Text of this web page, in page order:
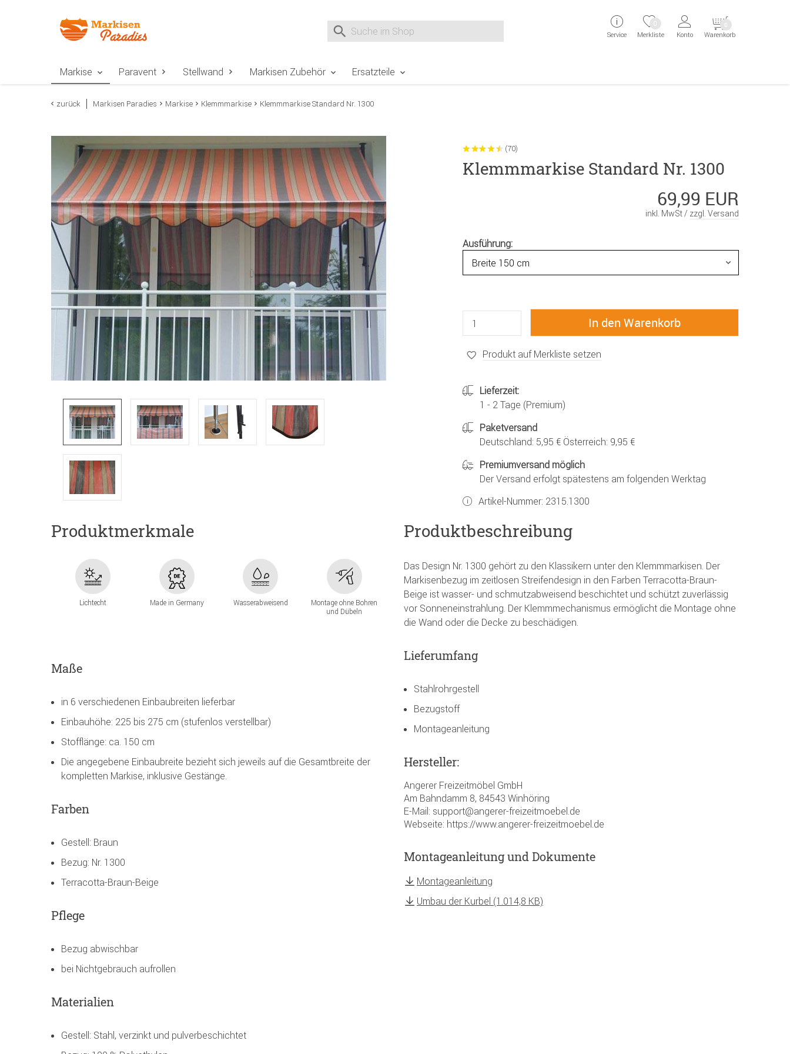
Suche nach
Service Merkliste
0
Konto Warenkorb
0
Markise Paravent Stellwand Markisen Zubehör Ersatzteile
zurück Markisen Paradies Markise Klemmmarkise Klemmmarkise Standard Nr. 1300
(70)
Klemmmarkise Standard Nr. 1300
69,99 EUR
inkl. MwSt / zzgl. Versand
Ausführung:
Produkt auf Merkliste setzen
Lieferzeit:
1 - 2 Tage (Premium)
Paketversand
Deutschland: 5,95 € Österreich: 9,95 €
Premiumversand möglich
Der Versand erfolgt spätestens am folgenden Werktag
Artikel-Nummer: 2315.1300
Produktmerkmale
Lichtecht Made in Germany Wasserabweisend
Montage ohne Bohren
und Dübeln
Maße
in 6 verschiedenen Einbaubreiten lieferbar
Einbauhöhe: 225 bis 275 cm (stufenlos verstellbar)
Stofflänge: ca. 150 cm
Die angegebene Einbaubreite bezieht sich jeweils auf die Gesamtbreite der
kompletten Markise, inklusive Gestänge.
Farben
Gestell: Braun
Bezug: Nr. 1300
Terracotta-Braun-Beige
Pflege
Bezug abwischbar
bei Nichtgebrauch aufrollen
Materialien
Gestell: Stahl, verzinkt und pulverbeschichtet
Produktbeschreibung
Das Design Nr. 1300 gehört zu den Klassikern unter den Klemmmarkisen. Der
Markisenbezug im zeitlosen Streifendesign in den Farben Terracotta-Braun-
Beige ist wasser- und schmutzabweisend beschichtet und schützt zuverlässig
vor Sonneneinstrahlung. Der Klemmmechanismus ermöglicht die Montage ohne
die Wand oder die Decke zu beschädigen.
Lieferumfang
Stahlrohrgestell
Bezugstoff
Montageanleitung
Hersteller:
Angerer Freizeitmöbel GmbH
Am Bahndamm 8, 84543 Winhöring
E-Mail: support@angerer-freizeitmoebel.de
Webseite: https://www.angerer-freizeitmoebel.de
Montageanleitung und Dokumente
Montageanleitung
Umbau der Kurbel (1.014,8 KB)